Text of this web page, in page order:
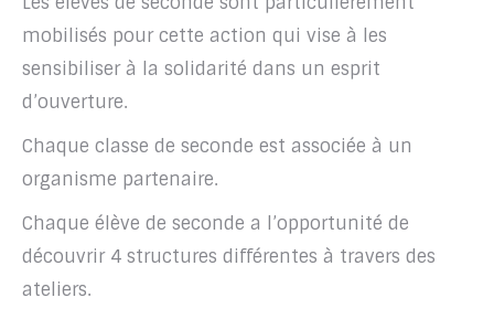
mobilisés pour cette action qui vise à les
sensibiliser à la solidarité dans un esprit
d’ouverture.
Chaque classe de seconde est associée à un
organisme partenaire.
Chaque élève de seconde a l’opportunité de
découvrir 4 structures différentes à travers des
ateliers.